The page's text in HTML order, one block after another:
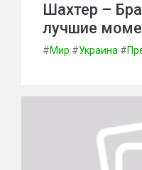
Шахтер –
лучшие
#Мир #Украина #